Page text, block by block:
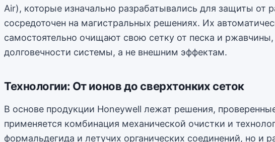
Air), которые изначально разрабатывались для защиты от
сосредоточен на магистральных решениях. Их
самостоятельно очищают свою сетку от песка и
долговечности системы, а не внешним эффектам.
Технологии: От ионов до сверхтонких сеток
В основе продукции Honeywell лежат решения,
применяется комбинация механической очистки и
формальдегида и летучих органических соединений, но и